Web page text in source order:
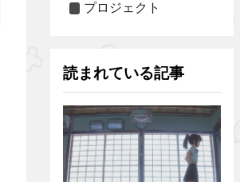
プロジェクト
読まれている記事